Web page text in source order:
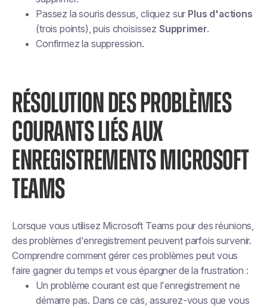
Passez la souris dessus, cliquez sur Plus d'actions
(trois points), puis choisissez Supprimer.
Confirmez la suppression.
RÉSOLUTION DES PROBLÈMES
COURANTS LIÉS AUX
ENREGISTREMENTS MICROSOFT
TEAMS
Lorsque vous utilisez Microsoft Teams pour des réunions,
des problèmes d'enregistrement peuvent parfois survenir.
Comprendre comment gérer ces problèmes peut vous
faire gagner du temps et vous épargner de la frustration :
Un problème courant est que l'enregistrement ne
démarre pas. Dans ce cas, assurez-vous que vous